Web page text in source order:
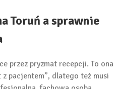
Toruń a sprawnie
przez pryzmat recepcji. To ona
pacjentem”, dlatego też musi